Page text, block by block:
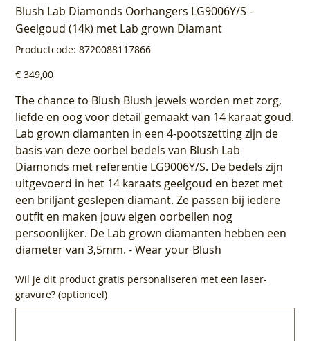
Blush Lab Diamonds Oorhangers LG9006Y/S -
Geelgoud (14k) met Lab grown Diamant
Productcode: Productcode
8720088117866
8720088117866
Prijs
€ 349,00
The chance to Blush Blush jewels worden met zorg,
liefde en oog voor detail gemaakt van 14 karaat goud.
Lab grown diamanten in een 4-pootszetting zijn de
basis van deze oorbel bedels van Blush Lab
Diamonds met referentie LG9006Y/S. De bedels zijn
uitgevoerd in het 14 karaats geelgoud en bezet met
een briljant geslepen diamant. Ze passen bij iedere
outfit en maken jouw eigen oorbellen nog
persoonlijker. De Lab grown diamanten hebben een
diameter van 3,5mm. - Wear your Blush
Wil je dit product gratis personaliseren met een laser-
gravure? (optioneel)